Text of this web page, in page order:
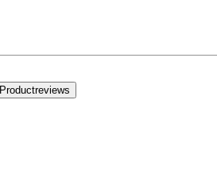
Productreviews